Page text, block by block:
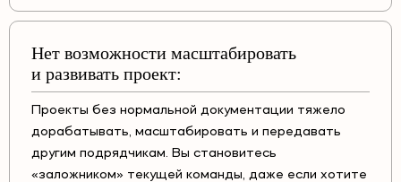
Нет возможности масштабировать
и развивать проект:
Проекты без нормальной документации тяжело
дорабатывать, масштабировать и передавать
другим подрядчикам. Вы становитесь
«заложником» текущей команды, даже если хотите